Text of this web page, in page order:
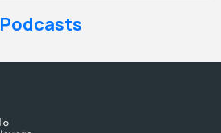
Podcasts